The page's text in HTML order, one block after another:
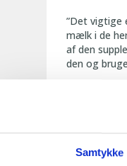
Samtykke
”Det vigtige
mælk i de
af den
den og
ved tre
”Her vil